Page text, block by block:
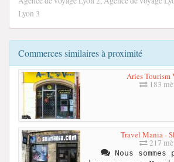
Lyon 3
Commerces similaires à proximité
Aries Tourism
183
Travel Mania -
217
Nous